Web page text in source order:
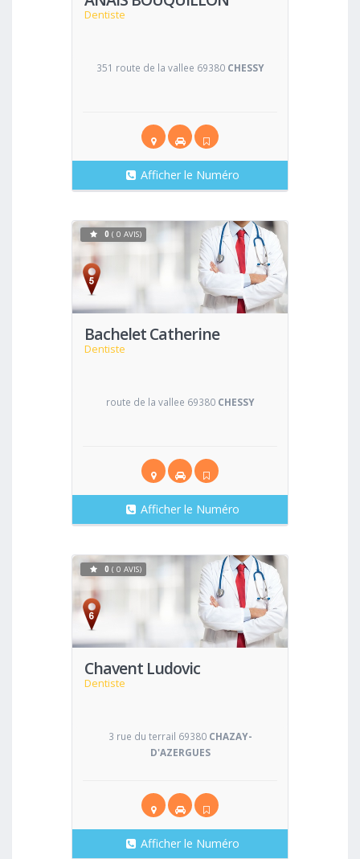
Dentiste
351 route de la vallee 69380 CHESSY
Afficher le Numéro
Bachelet Catherine
Dentiste
Voir
0 ( 0 AVIS)
route de la vallee 69380 CHESSY
Afficher le Numéro
Chavent Ludovic
Dentiste
Voir
0 ( 0 AVIS)
3 rue du terrail 69380 CHAZAY-
D'AZERGUES
Afficher le Numéro